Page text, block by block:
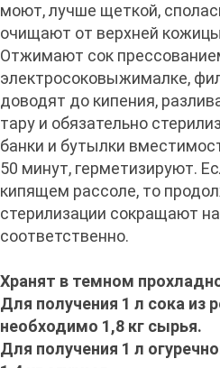
моют, лучше щеткой,
очищают от верхней
Отжимают сок
электросоковыжималке,
доводят до кипения,
тару и обязательно
банки и бутылки
50 минут, герметизируют.
кипящем рассоле, то
стерилизации сокращают
соответственно.
Хранят в темном
Для получения 1 л сока из
необходимо 1,8 кг сырья.
Для получения 1 л